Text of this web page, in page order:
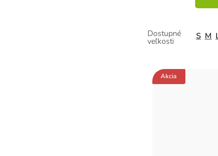
S M
Akcia